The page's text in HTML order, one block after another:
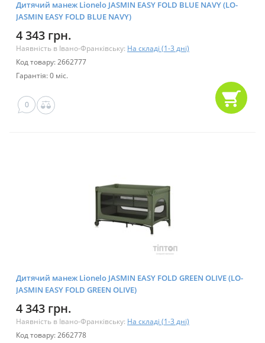
Дитячий манеж Lionelo JASMIN EASY FOLD BLUE NAVY (LO-
JASMIN EASY FOLD BLUE NAVY)
4 343 грн.
Наявність в Івано-Франківську: На складі (1-3 дні)
Код товару: 2662777
Гарантія: 0 міс.
0
Дитячий манеж Lionelo JASMIN EASY FOLD GREEN OLIVE (LO-
JASMIN EASY FOLD GREEN OLIVE)
4 343 грн.
Наявність в Івано-Франківську: На складі (1-3 дні)
Код товару: 2662778